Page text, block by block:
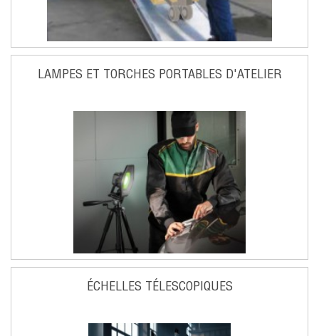
LAMPES ET TORCHES PORTABLES D'ATELIER
ÉCHELLES TÉLESCOPIQUES